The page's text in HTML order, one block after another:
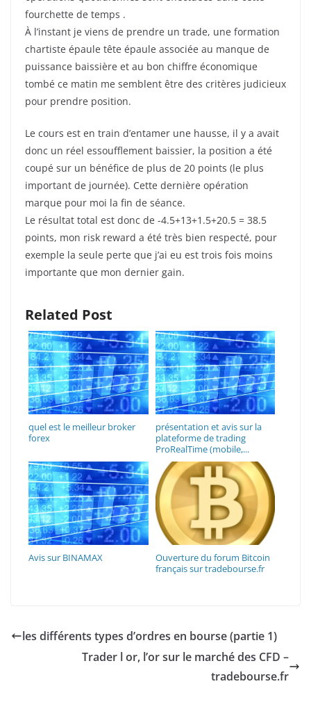
fourchette de temps .
À l’instant je viens de prendre un trade, une formation
chartiste épaule tête épaule associée au manque de
puissance baissière et au bon chiffre économique
tombé ce matin me semblent être des critères judicieux
pour prendre position.
Le cours est en train d’entamer une hausse, il y a avait
donc un réel essoufflement baissier, la position a été
coupé sur un bénéfice de plus de 20 points (le plus
important de journée). Cette dernière opération
marque pour moi la fin de séance.
Le résultat total est donc de -4.5+13+1.5+20.5 = 38.5
points, mon risk reward a été très bien respecté, pour
exemple la seule perte que j’ai eu est trois fois moins
importante que mon dernier gain.
Related Post
quel est le meilleur broker
forex
présentation et avis sur la
plateforme de trading
ProRealTime (mobile,...
Avis sur BINAMAX
Ouverture du forum Bitcoin
français sur tradebourse.fr
les différents types d’ordres en bourse (partie 1)
Trader l or, l’or sur le marché des CFD –
tradebourse.fr